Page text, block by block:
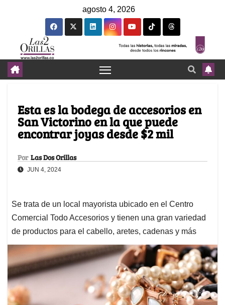
agosto 4, 2026
Esta es la bodega de accesorios en
San Victorino en la que puede
encontrar joyas desde $2 mil
Por Las Dos Orillas
JUN 4, 2024
Se trata de un local mayorista ubicado en el Centro
Comercial Todo Accesorios y tienen una gran variedad
de productos para el cabello, aretes, cadenas y más